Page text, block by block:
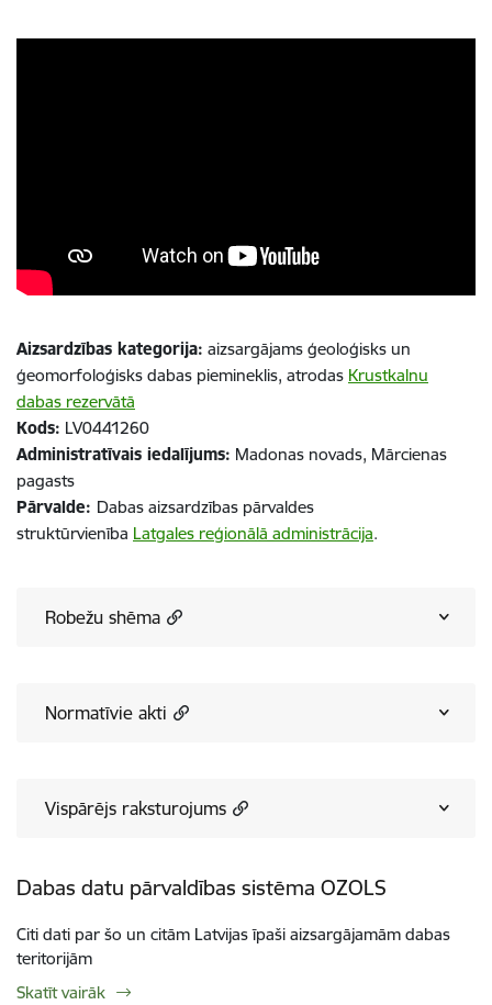
Aizsardzības kategorija: aizsargājams ģeoloģisks un
ģeomorfoloģisks dabas piemineklis, atrodas Krustkalnu
dabas rezervātā
Kods: LV0441260
Administratīvais iedalījums: Madonas novads, Mārcienas
pagasts
Pārvalde: Dabas aizsardzības pārvaldes
struktūrvienība Latgales reģionālā administrācija.
Robežu shēma
Normatīvie akti
Vispārējs raksturojums
Dabas datu pārvaldības sistēma OZOLS
Citi dati par šo un citām Latvijas īpaši aizsargājamām dabas
teritorijām
Skatīt vairāk